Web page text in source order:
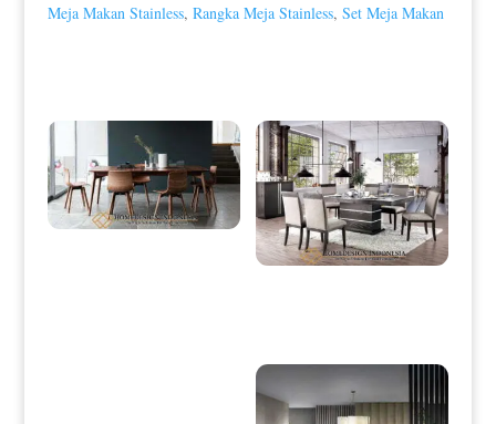
Meja Makan Stainless, Rangka Meja Stainless, Set Meja Makan